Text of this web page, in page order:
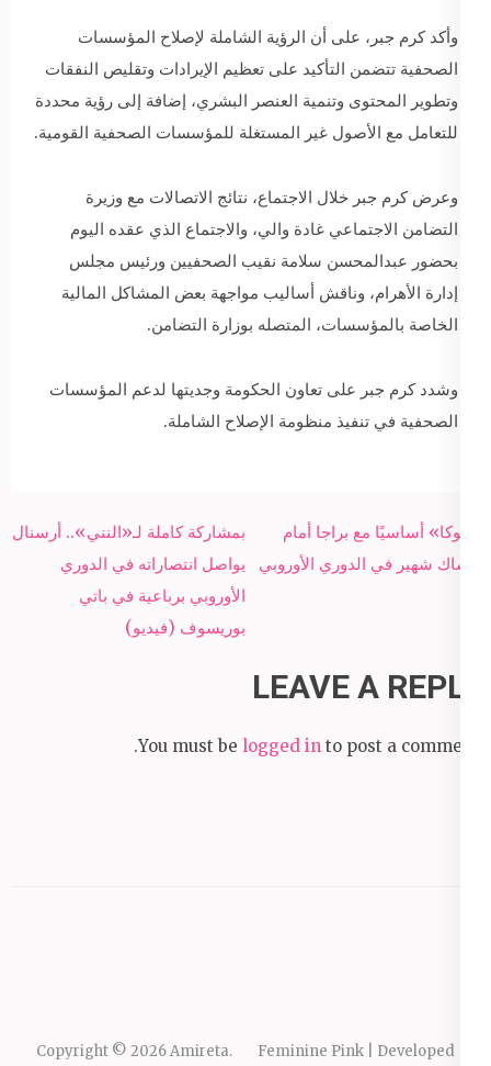
وأكد كرم جبر، على أن الرؤية الشاملة لإصلاح المؤسسات
الصحفية تتضمن التأكيد على تعظيم الإيرادات وتقليص النفقات
وتطوير المحتوى وتنمية العنصر البشري، إضافة إلى رؤية محددة
للتعامل مع الأصول غير المستغلة للمؤسسات الصحفية القومية.
وعرض كرم جبر خلال الاجتماع، نتائج الاتصالات مع وزيرة
التضامن الاجتماعي غادة والي، والاجتماع الذي عقده اليوم
بحضور عبدالمحسن سلامة نقيب الصحفيين ورئيس مجلس
إدارة الأهرام، وناقش أساليب مواجهة بعض المشاكل المالية
الخاصة بالمؤسسات، المتصله بوزارة التضامن.
وشدد كرم جبر على تعاون الحكومة وجديتها لدعم المؤسسات
الصحفية في تنفيذ منظومة الإصلاح الشاملة.
Post
navigation
بمشاركة كاملة لـ«النني».. أرسنال
يواصل انتصاراته في الدوري
الأوروبي برباعية في باتي
بوريسوف (فيديو)
«كوكا» أساسيًا مع براجا أمام
باشاك شهير في الدوري الأوروبي
LEAVE A REPLY
You must be logged in to post a comment.
Copyright © 2026Amireta. Feminine Pink | Developed